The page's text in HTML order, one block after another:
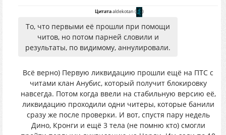
Цитатаaldekotan ( )
То, что первыми её прошли при помощи
читов, но потом парней словили и
результаты, по видимому, аннулировали.
Всё верно) Первую ликвидацию прошли ещё на ПТС с
читами клан Анубис, который получит блокировку
навсегда. Потом когда ввели на стабильную версию её,
ликвидацию проходили одни читеры, которые банили
сразу же после проверки. И вот, спустя пару недель
Дино, Кронги и ещё 3 тела (не помню кто) смогли